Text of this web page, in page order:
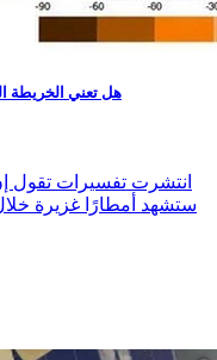
هل تعني الخريطة